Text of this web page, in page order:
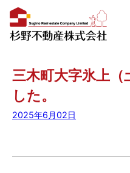
三木町大字氷上（
した。
2025年6月02日